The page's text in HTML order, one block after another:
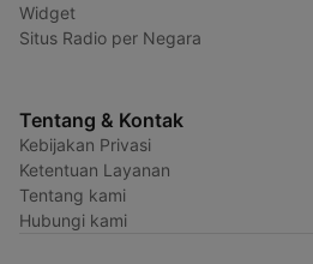
Widget
Situs Radio per Negara
Tentang & Kontak
Kebijakan Privasi
Ketentuan Layanan
Tentang kami
Hubungi kami